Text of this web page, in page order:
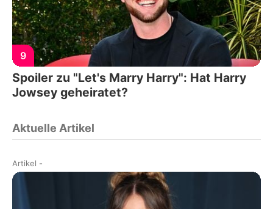
9
Spoiler zu "Let's Marry Harry": Hat Harry
Jowsey geheiratet?
Aktuelle Artikel
Artikel -